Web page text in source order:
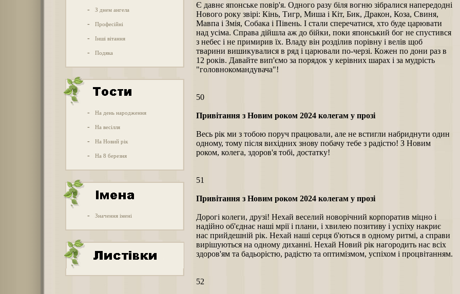
- З днем ангела
- Професійні
- Інші вітання
- Подяка
- На день народження
- На весілля
- На Новий рік
- На 8 березня
- Значення імені
Є давнє японське повір'я. Одного разу біля вогню зібралися напередодні
Нового року звірі: Кінь, Тигр, Миша і Кіт, Бик, Дракон, Коза, Свиня,
Мавпа і Змія, Собака і Півень. І стали сперечатися, хто буде царювати
над усіма. Справа дійшла аж до бійки, поки японський бог не спустився
з небес і не примирив їх. Владу він розділив порівну і велів щоб
тварини вишикувалися в ряд і царювали по-черзі. Кожен по дони раз в
12 років. Давайте вип'ємо за порядок у керівних шарах і за мудрість
"головнокомандувача"!
50
Привітання з Новим роком 2024 колегам у прозі
Весь рік ми з тобою поруч працювали, але не встигли набриднути один
одному, тому після вихідних знову побачу тебе з радістю! З Новим
роком, колега, здоров'я тобі, достатку!
51
Привітання з Новим роком 2024 колегам у прозі
Дорогі колеги, друзі! Нехай веселий новорічний корпоратив міцно і
надійно об'єднає наші мрії і плани, і хвилею позитиву і успіху накриє
нас прийдешній рік. Нехай наші серця б'ються в одному ритмі, а справи
вирішуються на одному диханні. Нехай Новий рік нагородить нас всіх
здоров'ям та бадьорістю, радістю та оптимізмом, успіхом і процвітанням.
52